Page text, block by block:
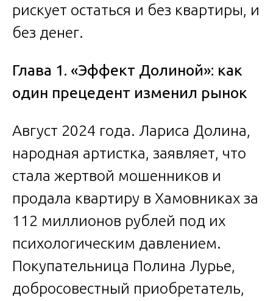
рискует остаться и без квартиры, и
без денег.
Глава 1. «Эффект Долиной»: как
один прецедент изменил рынок
Август 2024 года. Лариса Долина,
народная артистка, заявляет, что
стала жертвой мошенников и
продала квартиру в Хамовниках за
112 миллионов рублей под их
психологическим давлением.
Покупательница Полина Лурье,
добросовестный приобретатель,